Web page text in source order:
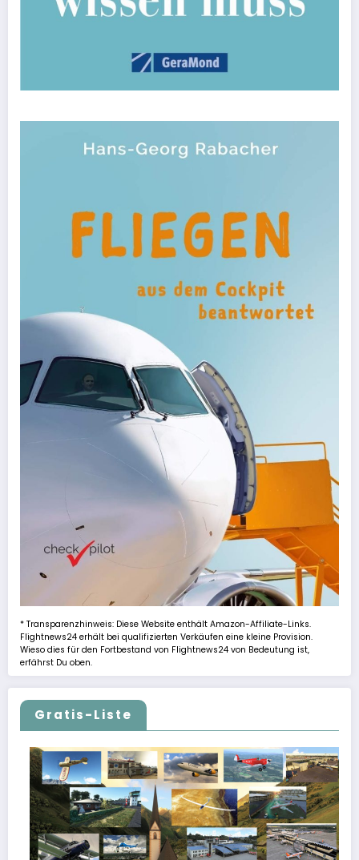
* Transparenzhinweis: Diese Website enthält Amazon-Affiliate-Links.
Flightnews24 erhält bei qualifizierten Verkäufen eine kleine Provision.
Wieso dies für den Fortbestand von Flightnews24 von Bedeutung ist,
erfährst Du oben.
Gratis-Liste